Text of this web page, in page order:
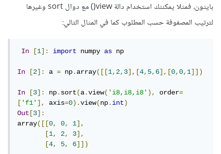
بايثون، فمثلا يمكننك استخدام دالة view() مع دوال sort وغيرها
لترتيب المصفوفة حسب المطلوب كما في المثال التالي:
In [1]: import numpy as np
In [2]: a = np.array([[1,2,3],[4,5,6],[0,0,1]])
In [3]: np.sort(a.view('i8,i8,i8'), order=
['f1'], axis=0).view(np.int)
Out [3]:
array([[0, 0, 1],
[1, 2, 3],
[4, 5, 6]])